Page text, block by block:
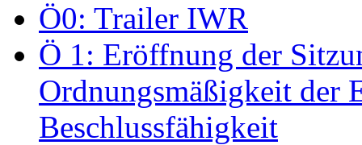
Ö0: Trailer IWR
Ö 1: Eröffnung der
Ordnungsmäßigkeit der
Beschlussfähigkeit